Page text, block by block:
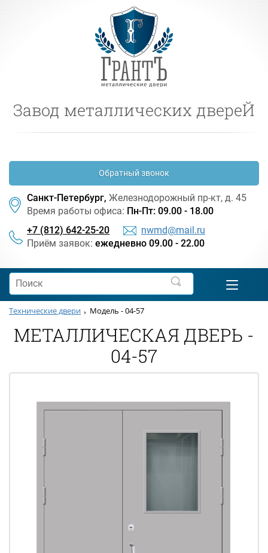
Завод металлических двереЙ
Обратный звонок
Санкт-Петербург, Железнодорожный пр-кт, д. 45
Время работы офиса: Пн-Пт: 09.00 - 18.00
+7 (812) 642-25-20
nwmd@mail.ru
Приём заявок: ежедневно 09.00 - 22.00
Технические двери Модель - 04-57
МЕТАЛЛИЧЕСКАЯ ДВЕРЬ -
04-57